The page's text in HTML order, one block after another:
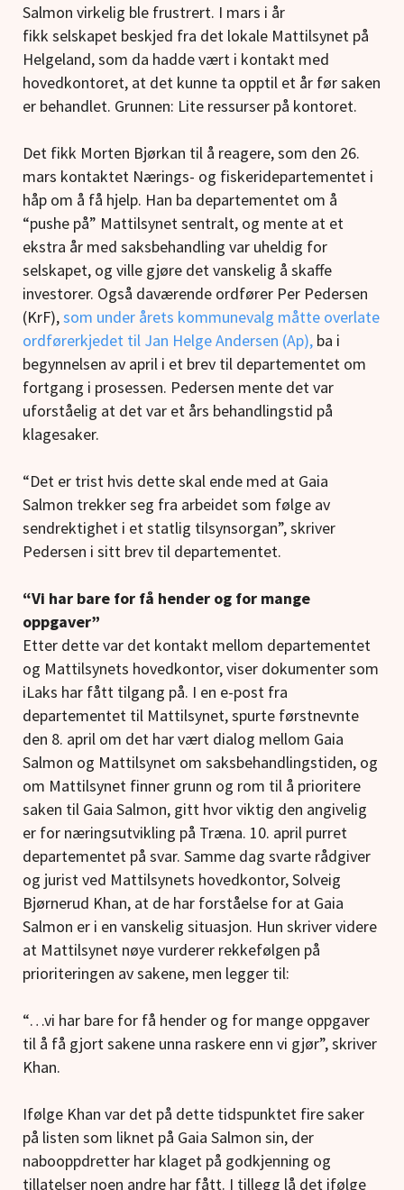
Salmon virkelig ble frustrert. I mars i år
fikk selskapet beskjed fra det lokale Mattilsynet på
Helgeland, som da hadde vært i kontakt med
hovedkontoret, at det kunne ta opptil et år før saken
er behandlet. Grunnen: Lite ressurser på kontoret.
Det fikk Morten Bjørkan til å reagere, som den 26.
mars kontaktet Nærings- og fiskeridepartementet i
håp om å få hjelp. Han ba departementet om å
“pushe på” Mattilsynet sentralt, og mente at et
ekstra år med saksbehandling var uheldig for
selskapet, og ville gjøre det vanskelig å skaffe
investorer. Også daværende ordfører Per Pedersen
(KrF),som under årets kommunevalg måtte overlate
ordførerkjedet til Jan Helge Andersen (Ap), ba i
begynnelsen av april i et brev til departementet om
fortgang i prosessen. Pedersen mente det var
uforståelig at det var et års behandlingstid på
klagesaker.
“Det er trist hvis dette skal ende med at Gaia
Salmon trekker seg fra arbeidet som følge av
sendrektighet i et statlig tilsynsorgan”, skriver
Pedersen i sitt brev til departementet.
“Vi har bare for få hender og for mange
oppgaver”
Etter dette var det kontakt mellom departementet
og Mattilsynets hovedkontor, viser dokumenter som
iLaks har fått tilgang på. I en e-post fra
departementet til Mattilsynet, spurte førstnevnte
den 8. april om det har vært dialog mellom Gaia
Salmon og Mattilsynet om saksbehandlingstiden, og
om Mattilsynet finner grunn og rom til å prioritere
saken til Gaia Salmon, gitt hvor viktig den angivelig
er for næringsutvikling på Træna. 10. april purret
departementet på svar. Samme dag svarte rådgiver
og jurist ved Mattilsynets hovedkontor, Solveig
Bjørnerud Khan, at de har forståelse for at Gaia
Salmon er i en vanskelig situasjon. Hun skriver videre
at Mattilsynet nøye vurderer rekkefølgen på
prioriteringen av sakene, men legger til:
“…vi har bare for få hender og for mange oppgaver
til å få gjort sakene unna raskere enn vi gjør”, skriver
Khan.
Ifølge Khan var det på dette tidspunktet fire saker
på listen som liknet på Gaia Salmon sin, der
nabooppdretter har klaget på godkjenning og
tillatelser noen andre har fått. I tillegg lå det ifølge